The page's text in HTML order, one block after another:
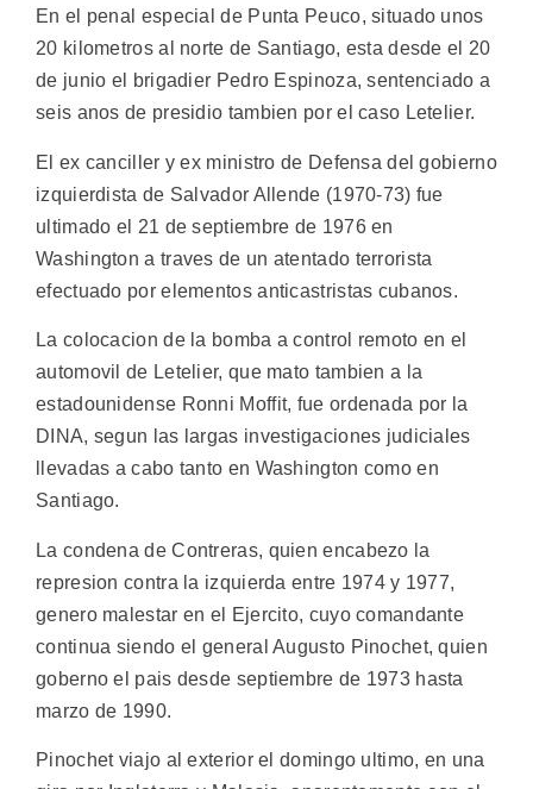
En el penal especial de Punta Peuco, situado unos
20 kilometros al norte de Santiago, esta desde el 20
de junio el brigadier Pedro Espinoza, sentenciado a
seis anos de presidio tambien por el caso Letelier.
El ex canciller y ex ministro de Defensa del gobierno
izquierdista de Salvador Allende (1970-73) fue
ultimado el 21 de septiembre de 1976 en
Washington a traves de un atentado terrorista
efectuado por elementos anticastristas cubanos.
La colocacion de la bomba a control remoto en el
automovil de Letelier, que mato tambien a la
estadounidense Ronni Moffit, fue ordenada por la
DINA, segun las largas investigaciones judiciales
llevadas a cabo tanto en Washington como en
Santiago.
La condena de Contreras, quien encabezo la
represion contra la izquierda entre 1974 y 1977,
genero malestar en el Ejercito, cuyo comandante
continua siendo el general Augusto Pinochet, quien
goberno el pais desde septiembre de 1973 hasta
marzo de 1990.
Pinochet viajo al exterior el domingo ultimo, en una